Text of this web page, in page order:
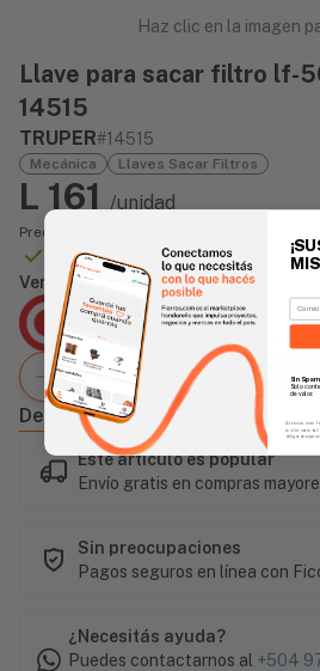
Haz clic en la imagen
Llave para sacar filtro lf-
14515
TRUPER#14515
Mecánica Llaves Sacar Filtros
L 161 /unidad
Precio incluye impuesto sobre ventas
Disponible Online
Vendido Por:
Agencia Global
2 días - Tiempo de Entrega
Descripción
Este artículo es popular
Envío gratis en compras
Sin preocupaciones
Pagos seguros en línea con
¿Necesitás ayuda?
Puedes contactarnos al +504
Email
Sin Spam
Solo
de valor.
Al enviar este
recibir correos
obligatorio para